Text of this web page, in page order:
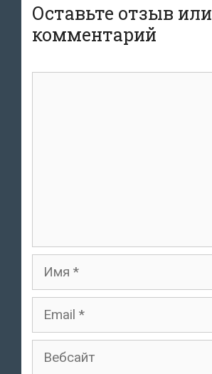
Оставьте отзыв или
комментарий
Имя
Email
Вебсайт